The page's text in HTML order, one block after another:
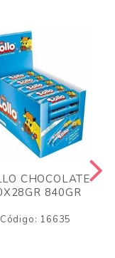
CHOCOLATE
840GR
Código: 16635